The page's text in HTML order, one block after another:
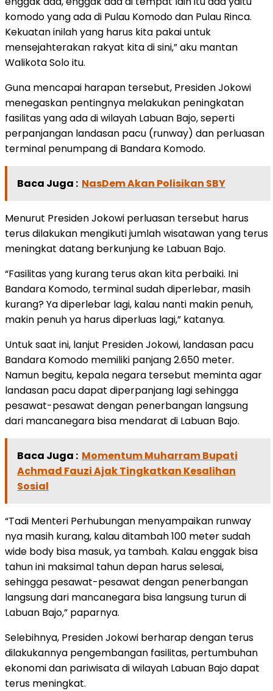
komodo yang ada di Pulau Komodo dan Pulau Rinca.
Kekuatan inilah yang harus kita pakai untuk
mensejahterakan rakyat kita di sini,” aku mantan
Walikota Solo itu.
Guna mencapai harapan tersebut, Presiden Jokowi
menegaskan pentingnya melakukan peningkatan
fasilitas yang ada di wilayah Labuan Bajo, seperti
perpanjangan landasan pacu (runway) dan perluasan
terminal penumpang di Bandara Komodo.
Baca Juga : NasDem Akan Polisikan SBY
Menurut Presiden Jokowi perluasan tersebut harus
terus dilakukan mengikuti jumlah wisatawan yang terus
meningkat datang berkunjung ke Labuan Bajo.
“Fasilitas yang kurang terus akan kita perbaiki. Ini
Bandara Komodo, terminal sudah diperlebar, masih
kurang? Ya diperlebar lagi, kalau nanti makin penuh,
makin penuh ya harus diperluas lagi,” katanya.
Untuk saat ini, lanjut Presiden Jokowi, landasan pacu
Bandara Komodo memiliki panjang 2.650 meter.
Namun begitu, kepala negara tersebut meminta agar
landasan pacu dapat diperpanjang lagi sehingga
pesawat-pesawat dengan penerbangan langsung
dari mancanegara bisa mendarat di Labuan Bajo.
Baca Juga : Momentum Muharram Bupati
Achmad Fauzi Ajak Tingkatkan Kesalihan
Sosial
“Tadi Menteri Perhubungan menyampaikan runway
nya masih kurang, kalau ditambah 100 meter sudah
wide body bisa masuk, ya tambah. Kalau enggak bisa
tahun ini maksimal tahun depan harus selesai,
sehingga pesawat-pesawat dengan penerbangan
langsung dari mancanegara bisa langsung turun di
Labuan Bajo,” paparnya.
Selebihnya, Presiden Jokowi berharap dengan terus
dilakukannya pengembangan fasilitas, pertumbuhan
ekonomi dan pariwisata di wilayah Labuan Bajo dapat
terus meningkat.